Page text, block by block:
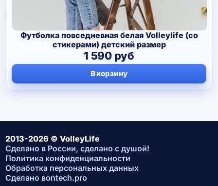
Футболка повседневная белая Volleylife (со
стикерами) детский размер
1 590 руб
В корзину
2013-2026 © VolleyLife
Сделано в России, сделано с душой!
Политика конфиденциальности
Обработка персональных данных
Сделано вontech.pro